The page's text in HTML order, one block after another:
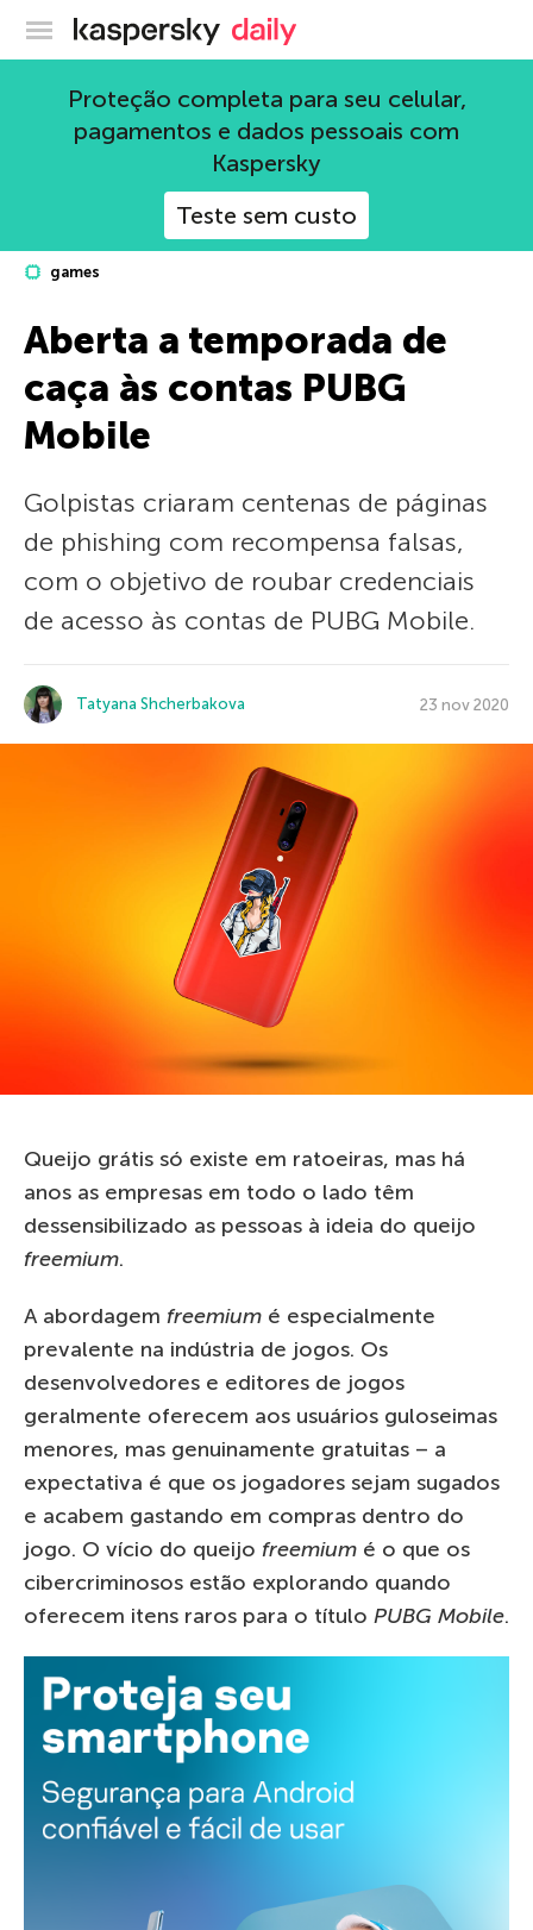
Blog oficial da Kaspersky
Proteção completa para seu celular,
pagamentos e dados pessoais com
Kaspersky
Teste sem custo
games
Aberta a temporada de
caça às contas PUBG
Mobile
Golpistas criaram centenas de páginas
de phishing com recompensa falsas,
com o objetivo de roubar credenciais
de acesso às contas de PUBG Mobile.
Tatyana Shcherbakova 23 nov 2020
Queijo grátis só existe em ratoeiras, mas há
anos as empresas em todo o lado têm
dessensibilizado as pessoas à ideia do queijo
freemium.
A abordagem freemium é especialmente
prevalente na indústria de jogos. Os
desenvolvedores e editores de jogos
geralmente oferecem aos usuários guloseimas
menores, mas genuinamente gratuitas – a
expectativa é que os jogadores sejam sugados
e acabem gastando em compras dentro do
jogo. O vício do queijo freemium é o que os
cibercriminosos estão explorando quando
oferecem itens raros para o título PUBG Mobile.